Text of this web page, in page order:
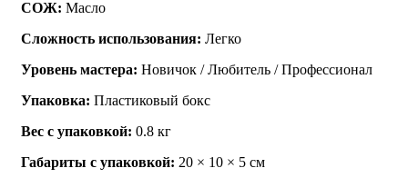
СОЖ: Масло
Сложность использования: Легко
Уровень мастера: Новичок / Любитель / Профессионал
Упаковка: Пластиковый бокс
Вес с упаковкой: 0.8 кг
Габариты с упаковкой: 20 × 10 × 5 см